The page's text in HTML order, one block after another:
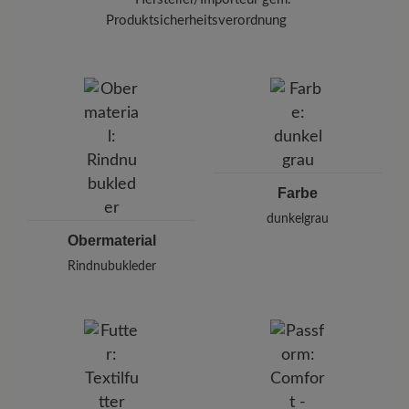
Produktsicherheitsverordnung
Pleidelsheimer Str. 15/1, 74321 Bietigheim-Bissingen,
E-mail:
kundenbetreuung@baer-schuhe.de
Obermaterial
Rindnubukleder
Farbe
dunkelgrau